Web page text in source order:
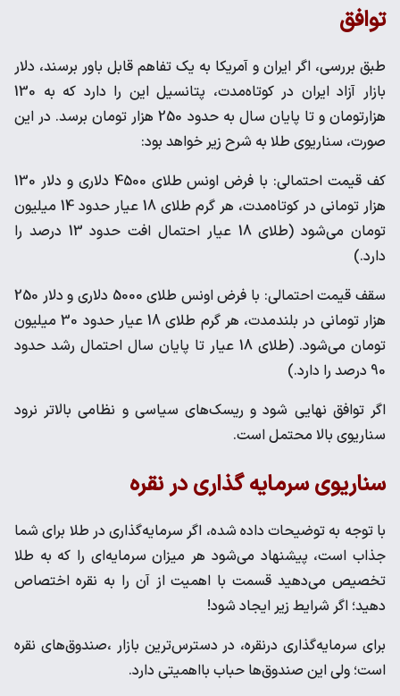
توافق
طبق بررسی، اگر ایران و آمریکا به یک تفاهم قابل باور برسند، دلار
بازار آزاد ایران در کوتاه‌مدت، پتانسیل این را دارد که به 130
هزارتومان و تا پایان سال به حدود 250 هزار تومان برسد. در این
صورت، سناریوی طلا به شرح زیر خواهد بود:
کف قیمت احتمالی: با فرض اونس طلای 4500 دلاری و دلار 130
هزار تومانی در کوتاه‌مدت، هر گرم طلای 18 عیار حدود 14 میلیون
تومان می‌شود (طلای 18 عیار احتمال افت حدود 13 درصد را
دارد.)
سقف‌ قیمت احتمالی: با فرض اونس طلای 5000 دلاری و دلار 250
هزار تومانی در بلندمدت، هر گرم طلای 18 عیار حدود 30 میلیون
تومان می‌شود. (طلای 18 عیار تا پایان سال احتمال رشد حدود
90 درصد را دارد.)
اگر توافق نهایی شود و ریسک‌های سیاسی و نظامی بالاتر نرود
سناریوی بالا محتمل است.
سناریوی سرمایه گذاری در نقره
با توجه به توضیحات داده شده، اگر سرمایه‌گذاری در طلا برای شما
جذاب است، پیشنهاد می‌شود هر میزان سرمایه‌ای را که به طلا
تخصیص می‌دهید قسمت با اهمیت از آن را به نقره اختصاص
دهید؛ اگر شرایط زیر ایجاد شود!
برای سرمایه‌گذاری درنقره، در دسترس‌ترین بازار ،صندوق‌های نقره
است؛ ولی این صندوق‌ها حباب بااهمیتی دارد.